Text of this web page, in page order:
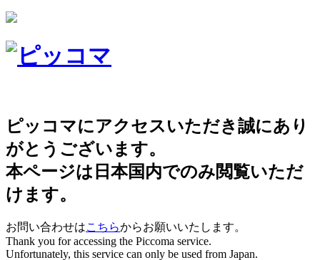
ピッコマにアクセスいただき誠にあり
がとうございます。
本ページは日本国内でのみ閲覧いただ
けます。
お問い合わせはこちらからお願いいたします。
Thank you for accessing the Piccoma service.
Unfortunately, this service can only be used from Japan.